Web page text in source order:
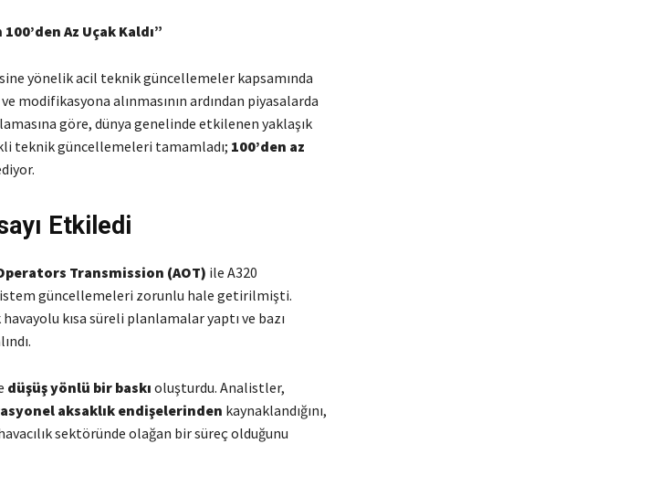
Az Uçak Kaldı”
yönelik acil teknik güncellemeler kapsamında
modifikasyona alınmasının ardından piyasalarda
göre, dünya genelinde etkilenen yaklaşık
teknik güncellemeleri tamamladı; 100’den az
Etkiledi
Transmission (AOT) ile A320
güncellemeleri zorunlu hale getirilmişti.
kısa süreli planlamalar yaptı ve bazı
düşüş yönlü bir baskı oluşturdu. Analistler,
aksaklık endişelerinden kaynaklandığını,
sektöründe olağan bir süreç olduğunu